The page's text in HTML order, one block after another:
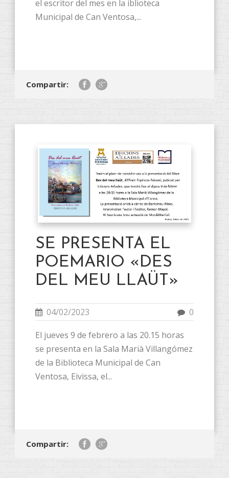
el escritor del mes en la iblioteca
Municipal de Can Ventosa,...
Compartir:
SE PRESENTA EL
POEMARIO «DES
DEL MEU LLAÜT»
04/02/2023 0
El jueves 9 de febrero a las 20.15 horas
se presenta en la Sala Marià Villangómez
de la Biblioteca Municipal de Can
Ventosa, Eivissa, el...
Compartir: